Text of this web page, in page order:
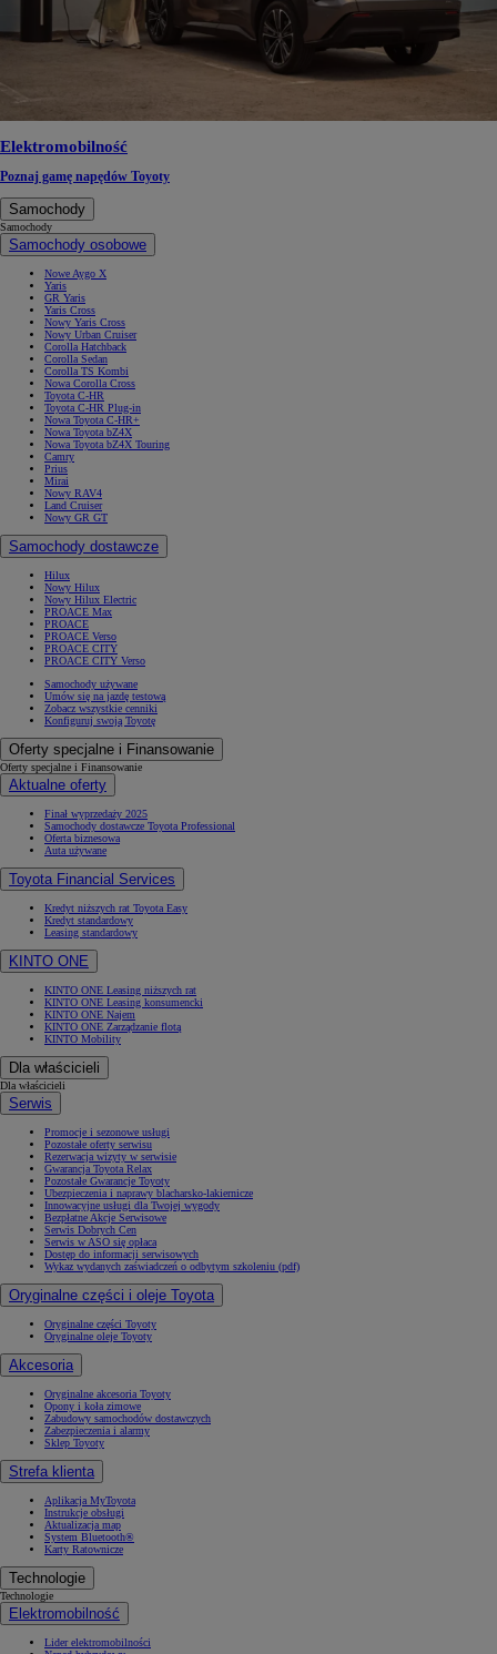
Elektromobilność
Poznaj gamę napędów Toyoty
Samochody
Samochody
Samochody osobowe
Nowe Aygo X
Yaris
GR Yaris
Yaris Cross
Nowy Yaris Cross
Nowy Urban Cruiser
Corolla Hatchback
Corolla Sedan
Corolla TS Kombi
Nowa Corolla Cross
Toyota C-HR
Toyota C-HR Plug-in
Nowa Toyota C-HR+
Nowa Toyota bZ4X
Nowa Toyota bZ4X Touring
Camry
Prius
Mirai
Nowy RAV4
Land Cruiser
Nowy GR GT
Samochody dostawcze
Hilux
Nowy Hilux
Nowy Hilux Electric
PROACE Max
PROACE
PROACE Verso
PROACE CITY
PROACE CITY Verso
Samochody używane
Umów się na jazdę testową
Zobacz wszystkie cenniki
Konfiguruj swoją Toyotę
Oferty specjalne i Finansowanie
Oferty specjalne i Finansowanie
Aktualne oferty
Finał wyprzedaży 2025
Samochody dostawcze Toyota Professional
Oferta biznesowa
Auta używane
Toyota Financial Services
Kredyt niższych rat Toyota Easy
Kredyt standardowy
Leasing standardowy
KINTO ONE
KINTO ONE Leasing niższych rat
KINTO ONE Leasing konsumencki
KINTO ONE Najem
KINTO ONE Zarządzanie flotą
KINTO Mobility
Dla właścicieli
Dla właścicieli
Serwis
Promocje i sezonowe usługi
Pozostałe oferty serwisu
Rezerwacja wizyty w serwisie
Gwarancja Toyota Relax
Pozostałe Gwarancje Toyoty
Ubezpieczenia i naprawy blacharsko-lakiernicze
Innowacyjne usługi dla Twojej wygody
Bezpłatne Akcje Serwisowe
Serwis Dobrych Cen
Serwis w ASO się opłaca
Dostęp do informacji serwisowych
Wykaz wydanych zaświadczeń o odbytym szkoleniu (pdf)
Oryginalne części i oleje Toyota
Oryginalne części Toyoty
Oryginalne oleje Toyoty
Akcesoria
Oryginalne akcesoria Toyoty
Opony i koła zimowe
Zabudowy samochodów dostawczych
Zabezpieczenia i alarmy
Sklep Toyoty
Strefa klienta
Aplikacja MyToyota
Instrukcje obsługi
Aktualizacja map
System Bluetooth®
Karty Ratownicze
Technologie
Technologie
Elektromobilność
Lider elektromobilności